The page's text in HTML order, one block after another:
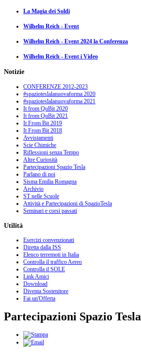
La Magia dei Soldi
Wilhelm Reich - Event
Wilhelm Reich - Event 2024 la Conferenza
Wilhelm Reich - Event i Video
Notizie
CONFERENZE 2012-2023
#spazioteslalanuovaforma 2020
#spazioteslalanuovaforma 2021
It from QuBit 2020
It from QuBit 2021
It From Bit 2019
It From Bit 2018
Avvistamenti
Scie Chimiche
Riflessioni senza Tempo
Altre Curiosità
Partecipazioni Spazio Tesla
Parlano di noi
Sisma Emilia Romagna
Archivio
ST nelle Scuole
Attività e Partecipazioni di SpazioTesla
Seminari e corsi passati
Utilità
Esercizi convenzionati
Diretta dalla ISS
Elenco terremoti in Italia
Controlla il traffico Aereo
Controlla il SOLE
Link Amici
Download
Diventa Sostenitore
Fai un'Offerta
Partecipazioni Spazio Tesla